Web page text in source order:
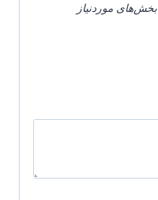
بخش‌های موردنیاز